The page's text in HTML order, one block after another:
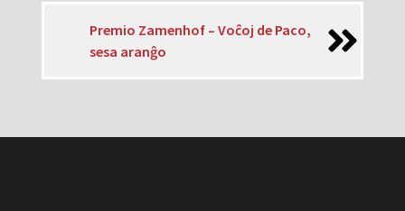
Premio Zamenhof – Voĉoj de Paco,
sesa aranĝo